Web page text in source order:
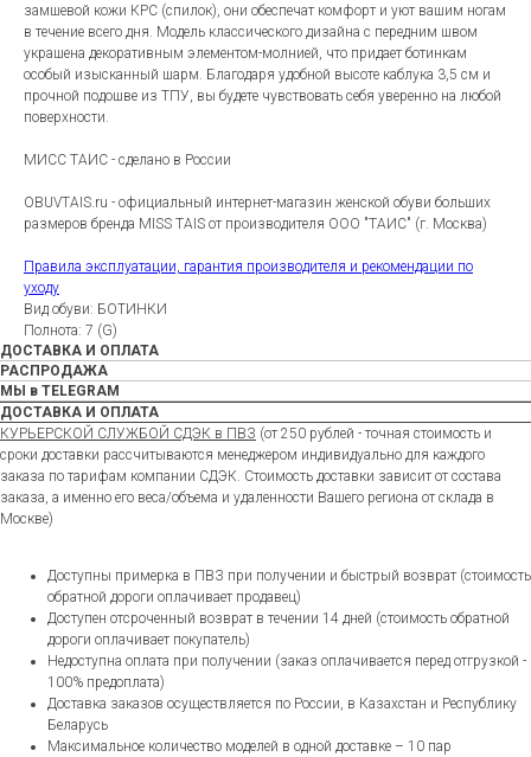
замшевой кожи КРС (спилок), они обеспечат комфорт и уют вашим ногам
в течение всего дня. Модель классического дизайна с передним швом
украшена декоративным элементом-молнией, что придает ботинкам
особый изысканный шарм. Благодаря удобной высоте каблука 3,5 см и
прочной подошве из ТПУ, вы будете чувствовать себя уверенно на любой
поверхности.
МИСС ТАИС - сделано в России
OBUVTAIS.ru - официальный интернет-магазин женской обуви больших
размеров бренда MISS TAIS от производителя ООО "ТАИС" (г. Москва)
Правила эксплуатации, гарантия производителя и рекомендации по
уходу
Вид обуви: БОТИНКИ
Полнота: 7 (G)
ДОСТАВКА И ОПЛАТА
РАСПРОДАЖА
МЫ в TELEGRAM
ДОСТАВКА И ОПЛАТА
КУРЬЕРСКОЙ СЛУЖБОЙ СДЭК в ПВЗ (от 250 рублей - точная стоимость и
сроки доставки рассчитываются менеджером индивидуально для каждого
заказа по тарифам компании СДЭК. Стоимость доставки зависит от состава
заказа, а именно его веса/объема и удаленности Вашего региона от склада в
Москве)
Доступны примерка в ПВЗ при получении и быстрый возврат (стоимость
обратной дороги оплачивает продавец)
Доступен отсроченный возврат в течении 14 дней (стоимость обратной
дороги оплачивает покупатель)
Недоступна оплата при получении (заказ оплачивается перед отгрузкой -
100% предоплата)
Доставка заказов осуществляется по России, в Казахстан и Республику
Беларусь
Максимальное количество моделей в одной доставке – 10 пар